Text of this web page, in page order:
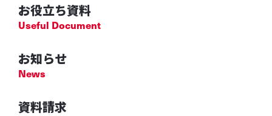
お知らせ
News
資料請求
お役立ち資料
Useful Document